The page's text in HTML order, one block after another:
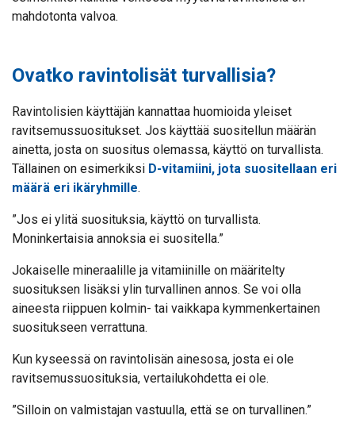
mahdotonta valvoa.
Ovatko ravintolisät turvallisia?
Ravintolisien käyttäjän kannattaa huomioida yleiset
ravitsemussuositukset. Jos käyttää suositellun määrän
ainetta, josta on suositus olemassa, käyttö on turvallista.
Tällainen on esimerkiksi D-vitamiini, jota suositellaan eri
määrä eri ikäryhmille.
”Jos ei ylitä suosituksia, käyttö on turvallista.
Moninkertaisia annoksia ei suositella.”
Jokaiselle mineraalille ja vitamiinille on määritelty
suosituksen lisäksi ylin turvallinen annos. Se voi olla
aineesta riippuen kolmin- tai vaikkapa kymmenkertainen
suositukseen verrattuna.
Kun kyseessä on ravintolisän ainesosa, josta ei ole
ravitsemussuosituksia, vertailukohdetta ei ole.
”Silloin on valmistajan vastuulla, että se on turvallinen.”